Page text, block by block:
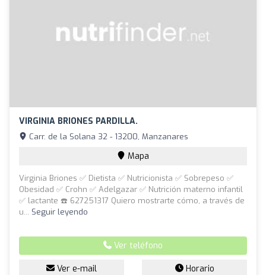
VIRGINIA BRIONES PARDILLA.
Carr. de la Solana 32 - 13200, Manzanares
Mapa
Virginia Briones ✅ Dietista ✅ Nutricionista ✅ Sobrepeso ✅
Obesidad ✅ Crohn ✅ Adelgazar ✅ Nutrición materno infantil
✅ lactante ☎️ 627251317 Quiero mostrarte cómo, a través de
u... Seguir leyendo
Ver teléfono
Ver e-mail Horario